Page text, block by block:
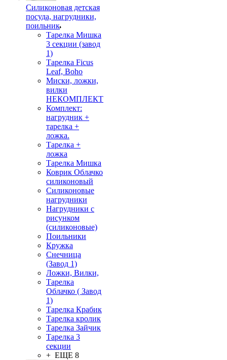
Силиконовая детская
посуда, нагрудники,
поильник
Тарелка Мишка
3 секции (завод
1)
Тарелка Ficus
Leaf, Boho
Миски, ложки,
вилки
НЕКОМПЛЕКТ
Комплект:
нагрудник +
тарелка +
ложка.
Тарелка +
ложка
Тарелка Мишка
Коврик Облачко
силиконовый
Силиконовые
нагрудники
Нагрудники с
рисунком
(силиконовые)
Поильники
Кружка
Снечница
(Завод 1)
Ложки, Вилки,
Тарелка
Облачко ( Завод
1)
Тарелка Крабик
Тарелка кролик
Тарелка Зайчик
Тарелка 3
секции
+ ЕЩЕ 8